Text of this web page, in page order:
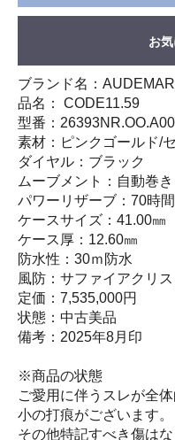
お
ブランド名：
品名： CODE11.59
型番：
素材：ピンクゴールド/
ダイヤル：ブラック
ムーブメント：自動巻き
パワーリザーブ：70時間
ケースサイズ：41.00㎜
ケース厚：12.60㎜
防水性：30ｍ防水
風防：サファイアクリ
定価：7,535,000円
状態：中古美品
備考：2025年8月印
※商品の状態
ご愛用に伴うスレが全
小の打痕がございます。
その他特記すべき傷は